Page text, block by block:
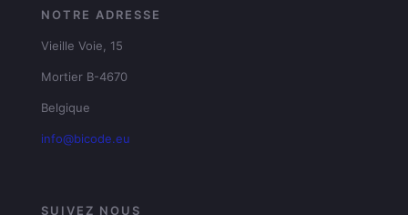
NOTRE ADRESSE
Vieille Voie, 15
Mortier B-4670
Belgique
info@bicode.eu
SUIVEZ NOUS